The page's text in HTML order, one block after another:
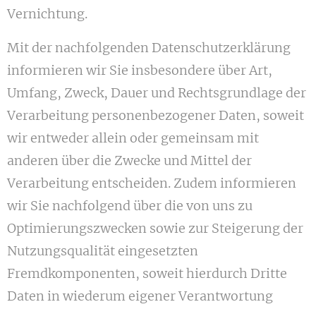
Vernichtung.
Mit der nachfolgenden Datenschutzerklärung
informieren wir Sie insbesondere über Art,
Umfang, Zweck, Dauer und Rechtsgrundlage der
Verarbeitung personenbezogener Daten, soweit
wir entweder allein oder gemeinsam mit
anderen über die Zwecke und Mittel der
Verarbeitung entscheiden. Zudem informieren
wir Sie nachfolgend über die von uns zu
Optimierungszwecken sowie zur Steigerung der
Nutzungsqualität eingesetzten
Fremdkomponenten, soweit hierdurch Dritte
Daten in wiederum eigener Verantwortung